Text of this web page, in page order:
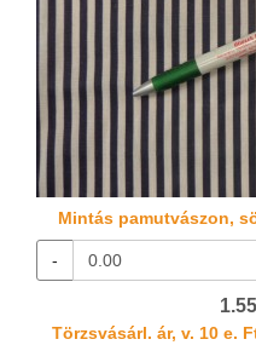
Mintás pamutvászon,
-
Törzsvásárl. ár, v. 10 e.